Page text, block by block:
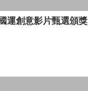
運創意影片甄選頒獎